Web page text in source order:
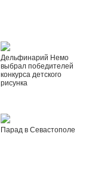
Дельфинарий Немо
выбрал победителей
конкурса детского
рисунка
Парад в Севастополе